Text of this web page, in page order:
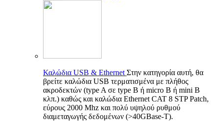
Καλώδια USB & Ethernet Στην κατηγορία αυτή, θα
βρείτε καλώδια USB τερματισμένα με πλήθος
ακροδεκτών (type A σε type B ή micro B ή mini B
κλπ.) καθώς και καλώδια Ethernet CAT 8 STP Patch,
εύρους 2000 Mhz και πολύ υψηλού ρυθμού
διαμεταγωγής δεδομένων (>40GBase-T).